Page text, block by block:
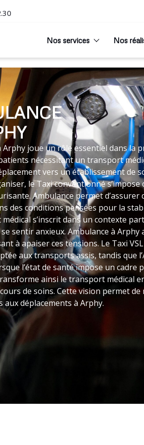
Nos services Nos
Arphy joue un rôle essentiel dans la
nécessitant un transport
vers un établissement de
le Taxi conventionné s’impose
Ambulance permet d’assurer
des conditions pensées pour la
médical s’inscrit dans un contexte
sentir anxieux. Ambulance à Arphy
à apaiser ces tensions. Le Taxi
aux transports assis, tandis que
l’état de santé impose un cadre
ainsi le transport médical
de soins. Cette vision permet de
aux déplacements à Arphy.